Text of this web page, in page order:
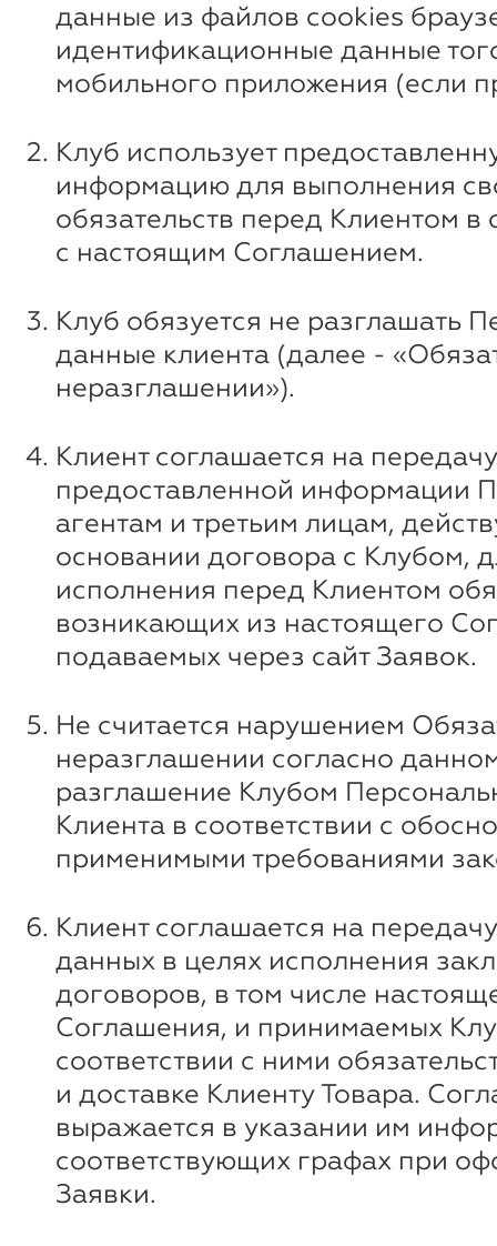
данные из файлов cookies
идентификационные данные
мобильного приложения (если
Клуб использует
информацию для выполнения
обязательств перед Клиентом в
с настоящим Соглашением.
Клуб обязуется не разглашать
данные клиента (далее -
неразглашении»).
Клиент соглашается на
предоставленной информации
агентам и третьим лицам,
основании договора с Клубом,
исполнения перед Клиентом
возникающих из настоящего
подаваемых через сайт Заявок.
Не считается нарушением
неразглашении согласно
разглашение Клубом
Клиента в соответствии с
применимыми требованиями
Клиент соглашается на
данных в целях исполнения
договоров, в том числе
Соглашения, и принимаемых
соответствии с ними
и доставке Клиенту Товара.
выражается в указании им
соответствующих графах при
Заявки.